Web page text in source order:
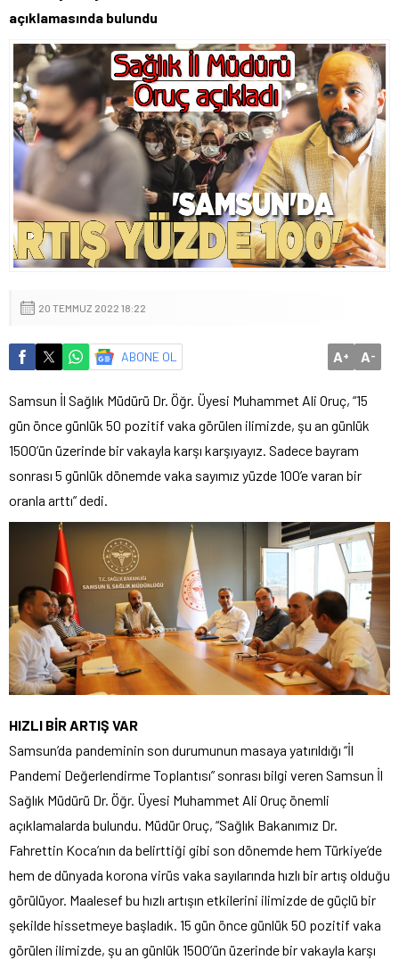
açıklamasında bulundu
20 TEMMUZ 2022 18:22
ABONE OL A+ A-
Samsun İl Sağlık Müdürü Dr. Öğr. Üyesi Muhammet Ali Oruç, “15
gün önce günlük 50 pozitif vaka görülen ilimizde, şu an günlük
1500’ün üzerinde bir vakayla karşı karşıyayız. Sadece bayram
sonrası 5 günlük dönemde vaka sayımız yüzde 100’e varan bir
oranla arttı” dedi.
HIZLI BİR ARTIŞ VAR
Samsun’da pandeminin son durumunun masaya yatırıldığı “İl
Pandemi Değerlendirme Toplantısı” sonrası bilgi veren Samsun İl
Sağlık Müdürü Dr. Öğr. Üyesi Muhammet Ali Oruç önemli
açıklamalarda bulundu. Müdür Oruç, “Sağlık Bakanımız Dr.
Fahrettin Koca’nın da belirttiği gibi son dönemde hem Türkiye’de
hem de dünyada korona virüs vaka sayılarında hızlı bir artış olduğu
görülüyor. Maalesef bu hızlı artışın etkilerini ilimizde de güçlü bir
şekilde hissetmeye başladık. 15 gün önce günlük 50 pozitif vaka
görülen ilimizde, şu an günlük 1500’ün üzerinde bir vakayla karşı